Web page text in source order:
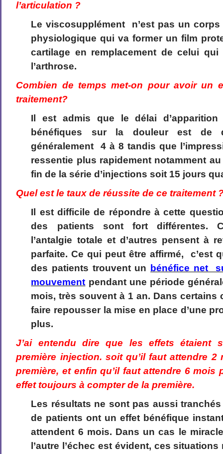
l’articulation ?
Le viscosupplément n’est pas un
physiologique qui va former un film
cartilage en remplacement de celui
l’arthrose.
Combien de temps met-on pour avoir un
traitement?
Il est admis que le délai d’apparition
bénéfiques sur la douleur est de
généralement 4 à 8 tandis que
ressentie plus rapidement notamment
fin de la série d’injections soit 15 jours
Quel est le taux de réussite de ce traitement
Il est difficile de répondre à cette
des patients sont fort différentes.
l’antalgie totale et d’autres pensent à
parfaite. Ce qui peut être affirmé, c’est
des patients trouvent un
bénéfice net
mouvement pendant une période
mois, très souvent à 1 an. Dans certains
faire repousser la mise en place d’une
plus.
J’ai entendu dire que les effets étaient
première injection. soit qu’il faut attendre 2
première, et enfin qu’il faut attendre 6 mois
effet toujours à compter de la première.
Les résultats ne sont pas aussi
de patients ont un effet bénéfique
attendent 6 mois. Dans un cas le
l’autre l’échec est évident, ces